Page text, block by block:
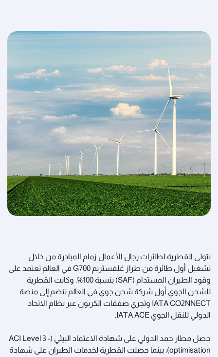
تتولى القطرية لطائرات رجال الأعمال زمام المبادرة من خلال
تشغيل أول طائرة من طراز غلفستريم G700 في العالم تعتمد على
وقود الطيران المستدام (SAF) بنسبة 100%.
وكانت القطرية
للشحن الجوي أول شركة شحن جوي في العالم تنضم إلى منصة
IATA CO2NNECT وتجري صفقات الكربون عبر نظام الاتحاد
الدولي للنقل الجوي IATA ACE.
حصل مطار حمد الدولي على شهادة الاعتماد البيئي (ACI Level 3 -
optimisation)، بينما حصلت القطرية لخدمات الطيران على شهادة